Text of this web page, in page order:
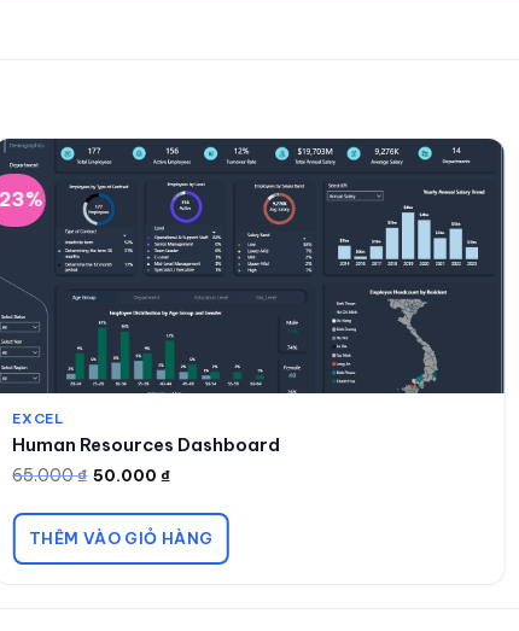
EXCEL
Human Resources Dashboard
65.000₫
Giá
là:
65.000 ₫.
50.000 ₫
Giá
tại
50.000 ₫.
THÊM VÀO GIỎ HÀNG